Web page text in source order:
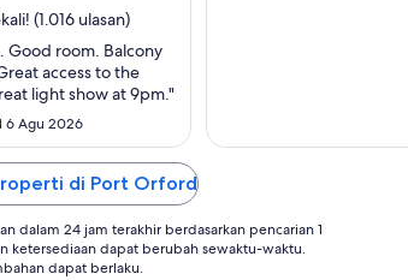
(1.016 ulasan)
Good room. Balcony
access to the
light show at 9pm."
6 Agu 2026
di Port Orford
dalam 24 jam terakhir berdasarkan pencarian 1
ketersediaan dapat berubah sewaktu-waktu.
dapat berlaku.